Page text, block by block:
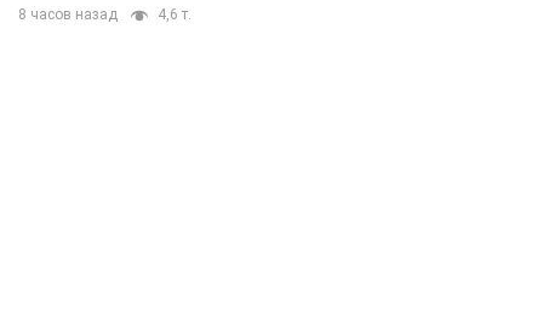
8 часов назад 4,6 т.